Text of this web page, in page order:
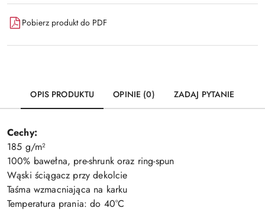
Pobierz produkt do PDF
OPIS PRODUKTU OPINIE (0) ZADAJ PYTANIE
Cechy:
185 g/m²
100% bawełna, pre-shrunk oraz ring-spun
Wąski ściągacz przy dekolcie
Taśma wzmacniająca na karku
Temperatura prania: do 40°C